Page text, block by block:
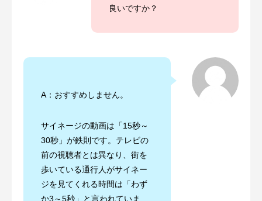
良いですか？
A：おすすめしません。
サイネージの動画は「15秒～
30秒」が鉄則です。テレビの
前の視聴者とは異なり、街を
歩いている通行人がサイネー
ジを見てくれる時間は「わず
か3～5秒」と言われていま